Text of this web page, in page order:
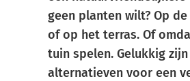
geen planten wilt? Op
of op het terras. Of
tuin spelen. Gelukkig
alternatieven voor een